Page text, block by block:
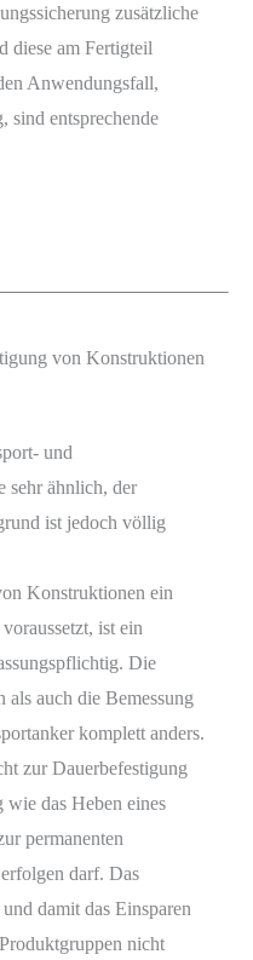
zusätzliche
diese am Fertigteil
Anwendungsfall,
sind entsprechende
von Konstruktionen
und
sehr ähnlich, der
ist jedoch völlig
Konstruktionen ein
ist ein
Die
auch die Bemessung
komplett anders.
zur Dauerbefestigung
das Heben eines
permanenten
darf. Das
damit das Einsparen
nicht